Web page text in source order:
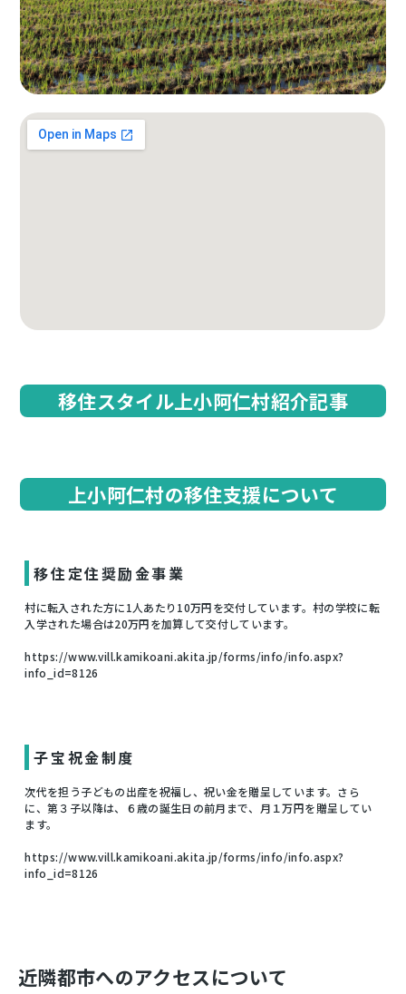
移住スタイル上小阿仁村紹介記事
上小阿仁村の移住支援について
移住定住奨励金事業
村に転入された方に1人あたり10万円を交付しています。村の学校に転
入学された場合は20万円を加算して交付しています。
https://www.vill.kamikoani.akita.jp/forms/info/info.aspx?
info_id=8126
子宝祝金制度
次代を担う子どもの出産を祝福し、祝い金を贈呈しています。さら
に、第３子以降は、６歳の誕生日の前月まで、月１万円を贈呈してい
ます。
https://www.vill.kamikoani.akita.jp/forms/info/info.aspx?
info_id=8126
近隣都市へのアクセスについて